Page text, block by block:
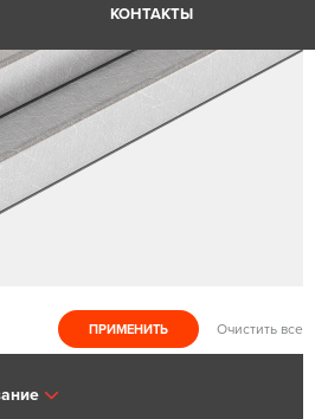
КОНТАКТЫ
Очистить все